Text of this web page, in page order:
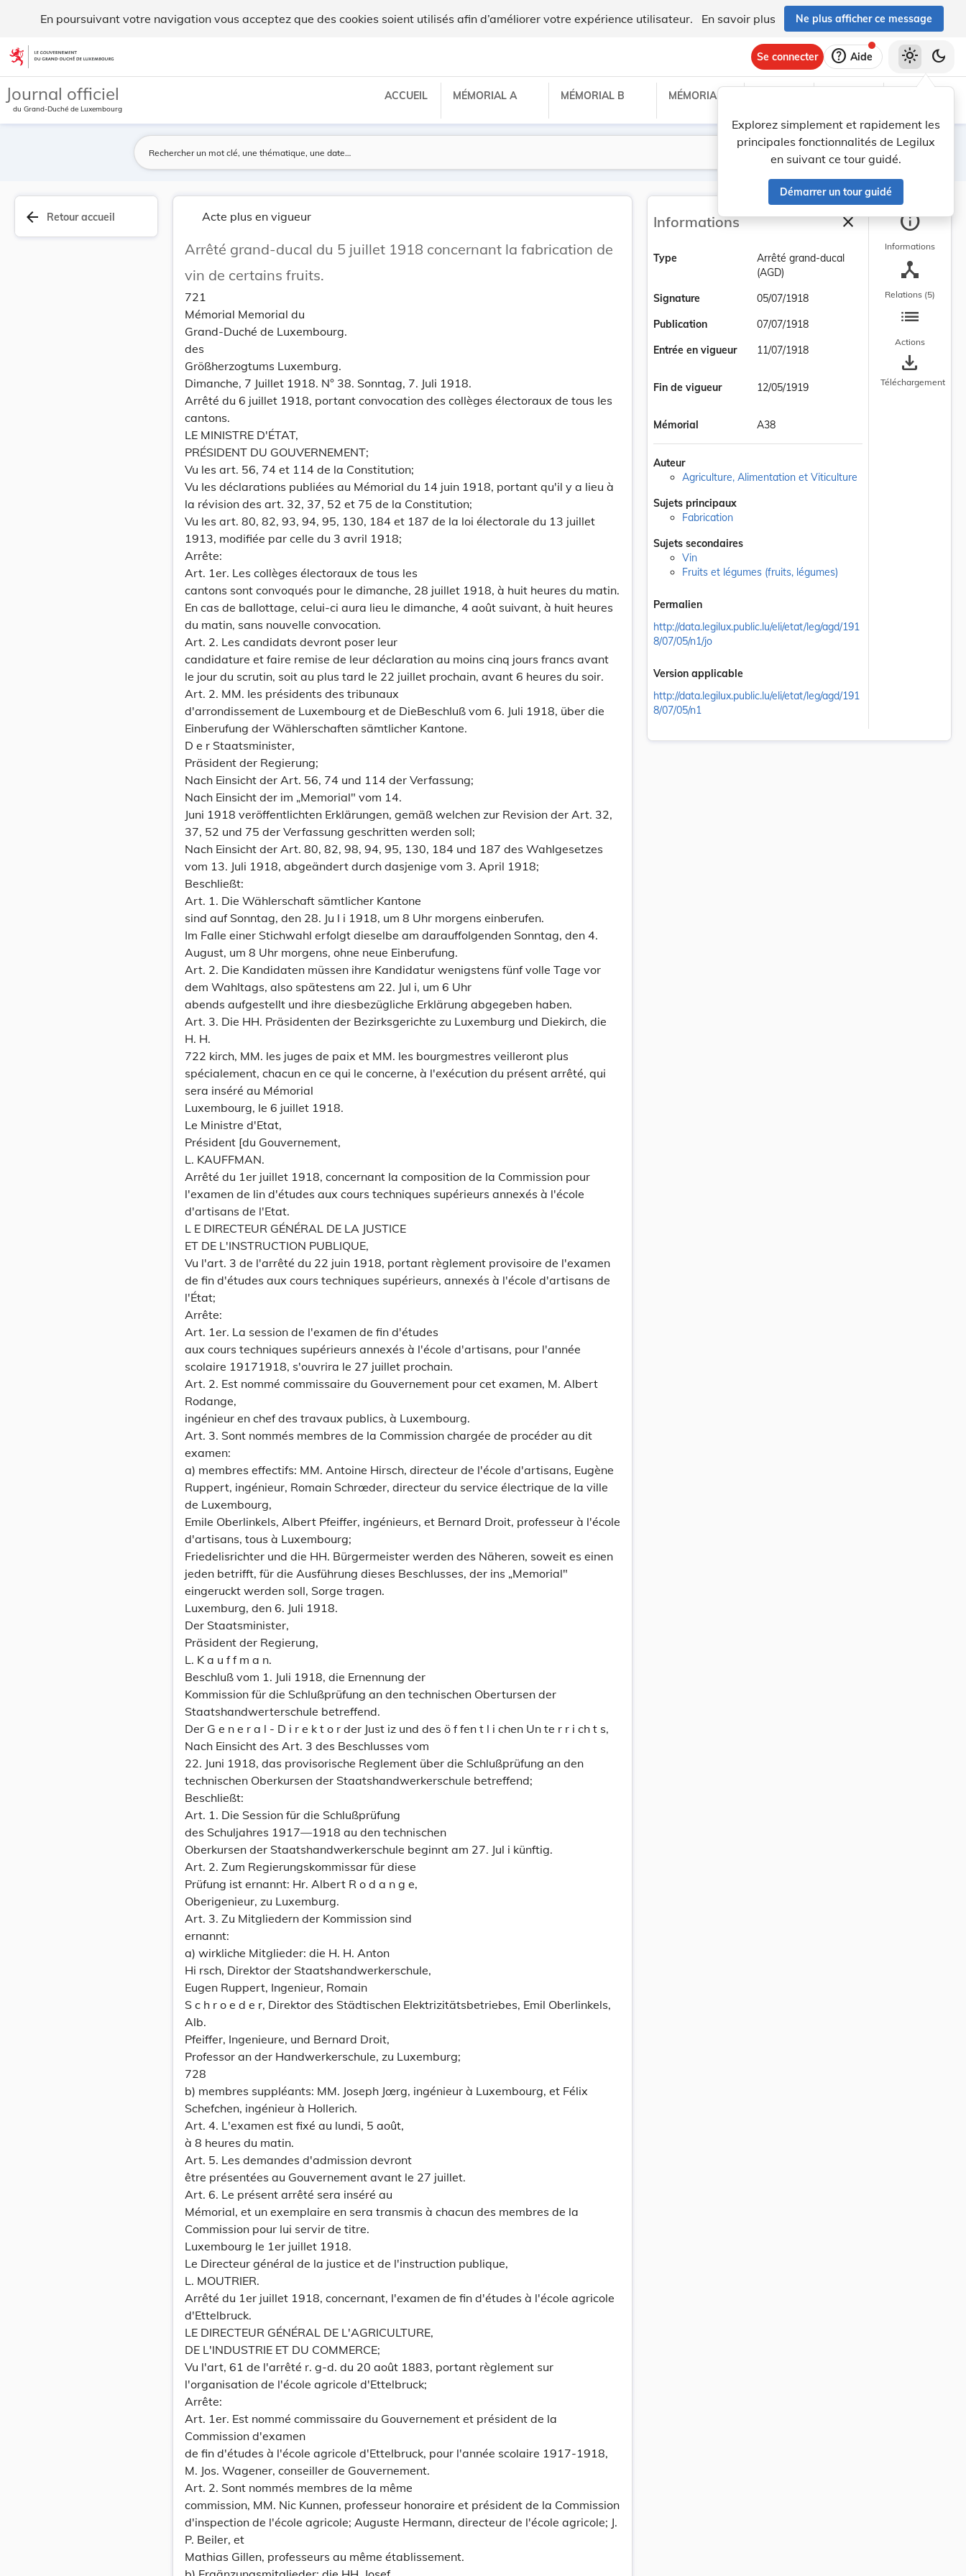
En poursuivant votre navigation vous acceptez que des cookies soient utilisés afin d’améliorer votre expérience utilisateur. En savoir plus Ne plus afficher ce message
Aller au contenu
Se connecter help Aide
Explorez simplement et rapidement les
principales fonctionnalités de Legilux
en suivant ce tour guidé.
Démarrer un tour guidé
light_mode dark_mode
Journal officiel
du Grand-Duché de Luxembourg
ACCUEIL MÉMORIAL A MÉMORIAL B MÉMORIAL C
Lancer la recherche
Filtres
arrow_back Retour accueil Acte plus en vigueur
Arrêté grand-ducal du 5 juillet 1918 concernant la fabrication de
vin de certains fruits.
721
Mémorial Memorial du
Grand-Duché de Luxembourg.
des
Größherzogtums Luxemburg.
Dimanche, 7 Juillet 1918. N° 38. Sonntag, 7. Juli 1918.
Arrêté du 6 juillet 1918, portant convocation des collèges électoraux de tous Ies
cantons.
LE MINISTRE D'ÉTAT,
PRÉSIDENT DU GOUVERNEMENT;
Vu les art. 56, 74 et 114 de la Constitution;
Vu Ies déclarations publiées au Mémorial du 14 juin 1918, portant qu'il y a lieu à
la révision des art. 32, 37, 52 et 75 de la Constitution;
Vu les art. 80, 82, 93, 94, 95, 130, 184 et 187 de la loi électorale du 13 juillet
1913, modifiée par celle du 3 avril 1918;
Arrête:
Art. 1er. Les collèges électoraux de tous les
cantons sont convoqués pour le dimanche, 28 juillet 1918, à huit heures du matin.
En cas de ballottage, celui-ci aura lieu le dimanche, 4 août suivant, à huit heures
du matin, sans nouvelle convocation.
Art. 2. Les candidats devront poser leur
candidature et faire remise de leur déclaration au moins cinq jours francs avant
le jour du scrutin, soit au plus tard le 22 juillet prochain, avant 6 heures du soir.
Art. 2. MM. Ies présidents des tribunaux
d'arrondissement de Luxembourg et de DieBeschluß vom 6. Juli 1918, über die
Einberufung der Wählerschaften sämtlicher Kantone.
D e r Staatsminister,
Präsident der Regierung;
Nach Einsicht der Art. 56, 74 und 114 der Verfassung;
Nach Einsicht der im „Memorial" vom 14.
Juni 1918 veröffentlichten Erklärungen, gemäß welchen zur Revision der Art. 32,
37, 52 und 75 der Verfassung geschritten werden soll;
Nach Einsicht der Art. 80, 82, 98, 94, 95, 130, 184 und 187 des Wahlgesetzes
vom 13. Juli 1918, abgeändert durch dasjenige vom 3. April 1918;
Beschließt:
Art. 1. Die Wählerschaft sämtlicher Kantone
sind auf Sonntag, den 28. Ju l i 1918, um 8 Uhr morgens einberufen.
Im Falle einer Stichwahl erfolgt dieselbe am darauffolgenden Sonntag, den 4.
August, um 8 Uhr morgens, ohne neue Einberufung.
Art. 2. Die Kandidaten müssen ihre Kandidatur wenigstens fünf volle Tage vor
dem Wahltags, also spätestens am 22. Jul i, um 6 Uhr
abends aufgestellt und ihre diesbezügliche Erklärung abgegeben haben.
Art. 3. Die HH. Präsidenten der Bezirksgerichte zu Luxemburg und Diekirch, die
H. H.
722 kirch, MM. les juges de paix et MM. les bourgmestres veilleront plus
spécialement, chacun en ce qui le concerne, à l'exécution du présent arrêté, qui
sera inséré au Mémorial
Luxembourg, le 6 juillet 1918.
Le Ministre d'Etat,
Président [du Gouvernement,
L. KAUFFMAN.
Arrêté du 1er juillet 1918, concernant la composition de la Commission pour
l'examen de lin d'études aux cours techniques supérieurs annexés à l'école
d'artisans de l'Etat.
L E DIRECTEUR GÉNÉRAL DE LA JUSTICE
ET DE L'INSTRUCTION PUBLIQUE,
Vu l'art. 3 de l'arrêté du 22 juin 1918, portant règlement provisoire de l'examen
de fin d'études aux cours techniques supérieurs, annexés à l'école d'artisans de
l'État;
Arrête:
Art. 1er. La session de l'examen de fin d'études
aux cours techniques supérieurs annexés à l'école d'artisans, pour l'année
scolaire 19171918, s'ouvrira le 27 juillet prochain.
Art. 2. Est nommé commissaire du Gouvernement pour cet examen, M. Albert
Rodange,
ingénieur en chef des travaux publics, à Luxembourg.
Art. 3. Sont nommés membres de la Commission chargée de procéder au dit
examen:
a) membres effectifs: MM. Antoine Hirsch, directeur de l'école d'artisans, Eugène
Ruppert, ingénieur, Romain Schrœder, directeur du service électrique de la ville
de Luxembourg,
Emile Oberlinkels, Albert Pfeiffer, ingénieurs, et Bernard Droit, professeur à l'école
d'artisans, tous à Luxembourg;
Friedelisrichter und die HH. Bürgermeister werden des Näheren, soweit es einen
jeden betrifft, für die Ausführung dieses Beschlusses, der ins „Memorial"
eingeruckt werden soll, Sorge tragen.
Luxemburg, den 6. Juli 1918.
Der Staatsminister,
Präsident der Regierung,
L. K a u f f m a n.
Beschluß vom 1. Juli 1918, die Ernennung der
Kommission für die Schlußprüfung an den technischen Obertursen der
Staatshandwerterschule betreffend.
Der G e n e r a l - D i r e k t o r der Just iz und des ö f fen t l i chen Un te r r i ch t s,
Nach Einsicht des Art. 3 des Beschlusses vom
22. Juni 1918, das provisorische Reglement über die Schlußprüfung an den
technischen Oberkursen der Staatshandwerkerschule betreffend;
Beschließt:
Art. 1. Die Session für die Schlußprüfung
des Schuljahres 1917—1918 au den technischen
Oberkursen der Staatshandwerkerschule beginnt am 27. Jul i künftig.
Art. 2. Zum Regierungskommissar für diese
Prüfung ist ernannt: Hr. Albert R o d a n g e,
Oberigenieur, zu Luxemburg.
Art. 3. Zu Mitgliedern der Kommission sind
ernannt:
a) wirkliche Mitglieder: die H. H. Anton
Hi rsch, Direktor der Staatshandwerkerschule,
Eugen Ruppert, Ingenieur, Romain
S c h r o e d e r, Direktor des Städtischen Elektrizitätsbetriebes, Emil Oberlinkels,
Alb.
Pfeiffer, Ingenieure, und Bernard Droit,
Professor an der Handwerkerschule, zu Luxemburg;
728
b) membres suppléants: MM. Joseph Jœrg, ingénieur à Luxembourg, et Félix
Schefchen, ingénieur à Hollerich.
Art. 4. L'examen est fixé au lundi, 5 août,
à 8 heures du matin.
Art. 5. Les demandes d'admission devront
être présentées au Gouvernement avant le 27 juillet.
Art. 6. Le présent arrêté sera inséré au
Mémorial, et un exemplaire en sera transmis à chacun des membres de la
Commission pour lui servir de titre.
Luxembourg le 1er juillet 1918.
Le Directeur général de la justice et de l'instruction publique,
L. MOUTRIER.
Arrêté du 1er juillet 1918, concernant, l'examen de fin d'études à l'école agricole
d'Ettelbruck.
LE DIRECTEUR GÉNÉRAL DE L'AGRICULTURE,
DE L'lNDUSTRIE ET DU COMMERCE;
Vu l'art, 61 de l'arrêté r. g-d. du 20 août 1883, portant règlement sur
l'organisation de l'école agricole d'Ettelbruck;
Arrête:
Art. 1er. Est nommé commissaire du Gouvernement et président de la
Commission d'examen
de fin d'études à l'école agricole d'Ettelbruck, pour l'année scolaire 1917-1918,
M. Jos. Wagener, conseiller de Gouvernement.
Art. 2. Sont nommés membres de la même
commission, MM. Nic Kunnen, professeur honoraire et président de la Commission
d'inspection de l'école agricole; Auguste Hermann, directeur de l'école agricole; J.
P. Beiler, et
Mathias Gillen, professeurs au même établissement.
Informations closeFermer la barre
Type
Arrêté grand-ducal
(AGD)
Signature
05/07/1918
Publication
07/07/1918
Entrée en vigueur
11/07/1918
Fin de vigueur 12/05/1919
Mémorial A38
Auteur
Agriculture, Alimentation et Viticulture
Sujets principaux
Fabrication
Sujets secondaires
Vin
Fruits et légumes (fruits, légumes)
Permalien
http://data.legilux.public.lu/eli/etat/leg/agd/191
8/07/05/n1/jo
Version applicable
http://data.legilux.public.lu/eli/etat/leg/agd/191
8/07/05/n1
info
Informations
device_hub
Relations (5)
list
Actions
save_alt
Téléchargement